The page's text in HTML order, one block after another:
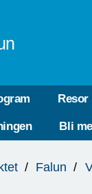
Resor
Bli
Falun